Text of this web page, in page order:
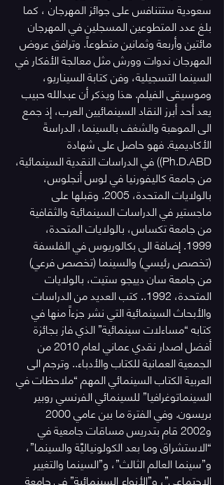
سعودية ستتنافس على جوائز المهرجان ، كما
بلغ عدد المتطوعين المسجلين في المهرجان
مائتين وأربعة وثمانين متطوعاً. وترافق عروض
المهرجان ندوات وورش مثل معالجة الأفكار في
السينما التسجيلية، وفن كتابة السيناريو،
وموسيقى الفيلم. هذا ويذكر أن عبدالله حبيب
يعد أحد أبرز النقاد السينمائيين العرب، إذ جمع
الى الموهبة والشغف بالسينما، الدراسةَ
الأكاديمية. فهو حاصل على شهادة
Ph.D.ABD)) في الدراسات النقدية السينمائية،
من جامعة كاليفورنيا في لوس أنجلوس،
بالولايات المتحدة، 2005. وقبلها على
ماجستير في الدراسات السينمائية والثقافية
من جامعة تكساس، بالولايات المتحدة،
1999. إضافة الى بكالوريوس في الفلسفة
(تخصص رئيسي) والسينما (تخصص فرعي)
من جامعة سان دييجو ستيت، بالولايات
المتحدة، 1992.. كتب العديد من الدراسات
والأبحاث السينمائية التي نشر جزءاً منها في
كتابه “مساءلات سينمائية” الذي فاز بجائزة
أفضل اصدار نقدي عماني لعام 2010 من
الجمعية العمانية للكتاب والأدباء.. وترجم الى
العربية الكتاب السينمائي المهم “ملاحظات في
السينماتوغرافيا” للسينمائي الفرنسي روبير
و2002 قام بتدريس مساقات جامعية في
“الاستشراق وما بعد الكولونياليَّة والسينما”،
و”سينما العالم الثالث”، و”السينما والتغيير
الاجتماعي”، و”الأنواع السينمائية” في جامعة